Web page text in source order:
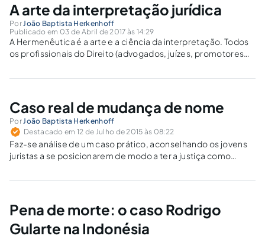
A arte da interpretação jurídica
PorJoão Baptista Herkenhoff
Publicado em 03 de Abril de 2017 às 14:29
A Hermenêutica é a arte e a ciência da interpretação. Todos
os profissionais do Direito (advogados, juízes, promotores
diariamente às voltas com a tarefa de descobrir o sentido e o
Caso real de mudança de nome
PorJoão Baptista Herkenhoff
Destacado em 12 de Julho de 2015 às 08:22
Faz-se análise de um caso prático, aconselhando os jovens
juristas a se posicionarem de modo a ter a justiça como
da lei.
Pena de morte: o caso Rodrigo
Gularte na Indonésia